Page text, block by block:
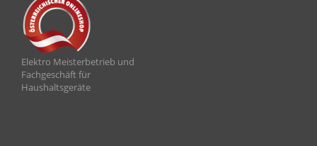
Elektro Meisterbetrieb und
Fachgeschäft für
Haushaltsgeräte